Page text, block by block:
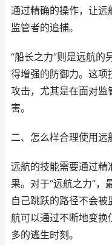
通过精确的操作，让远
监管者的追捕。
“船长之力”则是远航的
得增强的防御力。这项
攻击，尤其是在面对监
害。
二、怎么样合理使用远
远航的技能需要通过精
果。对于“远航之力”，
自己跳跃的路径不会
航可以通过不断地变换
多的逃生时刻。